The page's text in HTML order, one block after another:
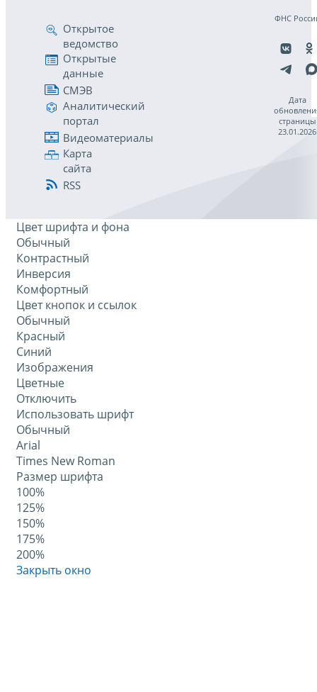
Открытое
ведомство
Открытые
данные
СМЭВ
Аналитический
портал
Видеоматериалы
Карта
сайта
RSS
ФНС
Дата
страницы
23.01.2026
Цвет шрифта и фона
Обычный
Контрастный
Инверсия
Комфортный
Цвет кнопок и ссылок
Обычный
Красный
Синий
Изображения
Цветные
Отключить
Использовать шрифт
Обычный
Arial
Times New Roman
Размер шрифта
100%
125%
150%
175%
200%
Закрыть окно